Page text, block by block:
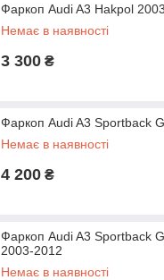
Фаркоп Audi A3 Hakpol
Немає в наявності
3 300 ₴
Фаркоп Audi A3 Sportback
Немає в наявності
4 200 ₴
Фаркоп Audi A3 Sportback
2003-2012
Немає в наявності